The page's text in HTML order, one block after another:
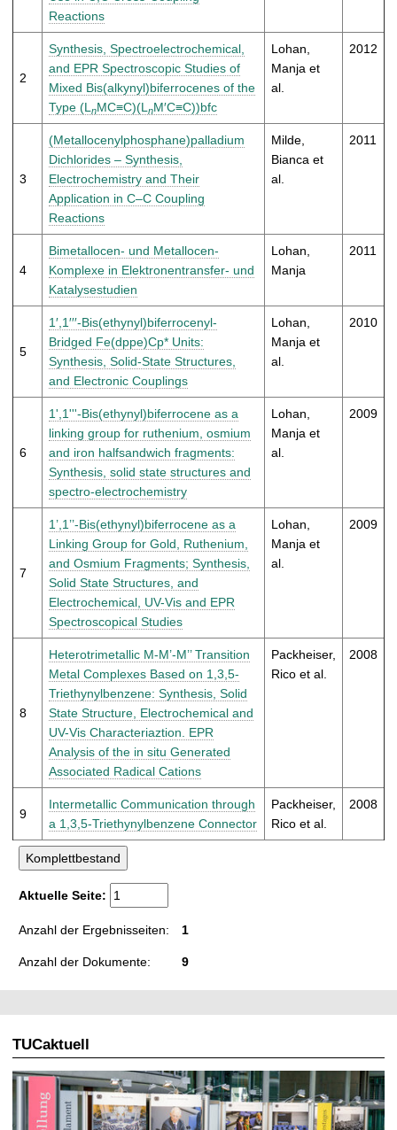
Reactions
2
Synthesis, Spectroelectrochemical,
and EPR Spectroscopic Studies of
Mixed Bis(alkynyl)biferrocenes of the
Type (L nMC≡C)(L nM′C≡C))bfc
Lohan,
Manja et
al.
2012
3
(Metallocenylphosphane)palladium
Dichlorides – Synthesis,
Electrochemistry and Their
Application in C–C Coupling
Reactions
Milde,
Bianca et
al.
2011
4
Bimetallocen- und Metallocen-
Komplexe in Elektronentransfer- und
Katalysestudien
Lohan,
Manja
2011
5
1′,1′′′-Bis(ethynyl)biferrocenyl-
Bridged Fe(dppe)Cp* Units:
Synthesis, Solid-State Structures,
and Electronic Couplings
Lohan,
Manja et
al.
2010
6
1',1'''-Bis(ethynyl)biferrocene as a
linking group for ruthenium, osmium
and iron halfsandwich fragments:
Synthesis, solid state structures and
spectro-electrochemistry
Lohan,
Manja et
al.
2009
7
1’,1’’-Bis(ethynyl)biferrocene as a
Linking Group for Gold, Ruthenium,
and Osmium Fragments; Synthesis,
Solid State Structures, and
Electrochemical, UV-Vis and EPR
Spectroscopical Studies
Lohan,
Manja et
al.
2009
8
Heterotrimetallic M-M’-M’’ Transition
Metal Complexes Based on 1,3,5-
Triethynylbenzene: Synthesis, Solid
State Structure, Electrochemical and
UV-Vis Characteriaztion. EPR
Analysis of the in situ Generated
Associated Radical Cations
Packheiser,
Rico et al.
2008
9
Intermetallic Communication through
a 1,3,5-Triethynylbenzene Connector
Packheiser,
Rico et al.
2008
Aktuelle Seite:
Anzahl der Ergebnisseiten: 1
Anzahl der Dokumente: 9
TUCaktuell